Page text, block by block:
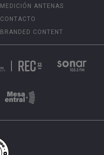
MEDICIÓN ANTENAS
CONTACTO
BRANDED CONTENT